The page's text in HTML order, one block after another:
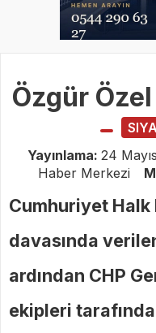
Özgür Özel
Yayınlama: 24
Haber Merkezi
Cumhuriyet
davasında
ardından CHP
ekipleri